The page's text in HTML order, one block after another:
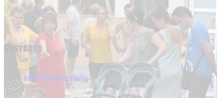
Contacto
info@fiestasespaña